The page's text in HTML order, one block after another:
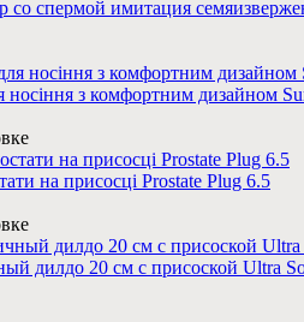
спермой имитация
носіння з комфортним дизайном
на присосці Prostate Plug 6.5
дилдо 20 см с присоской Ultra